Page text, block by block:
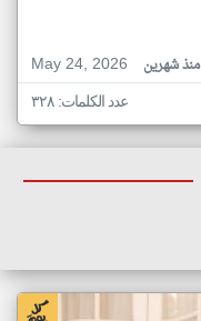
May 24, 2026
منذ شهرين
عدد الكلمات: ٣٢٨